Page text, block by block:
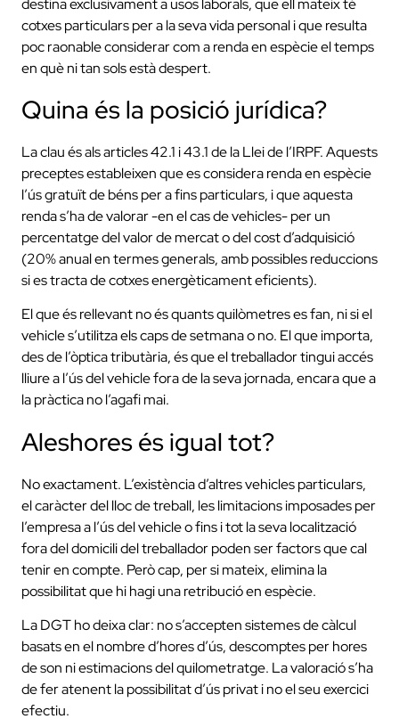
cotxes particulars per a la seva vida personal i que resulta
poc raonable considerar com a renda en espècie el temps
en què ni tan sols està despert.
Quina és la posició jurídica?
La clau és als articles 42.1 i 43.1 de la Llei de l’IRPF. Aquests
preceptes estableixen que es considera renda en espècie
l’ús gratuït de béns per a fins particulars, i que aquesta
renda s’ha de valorar -en el cas de vehicles- per un
percentatge del valor de mercat o del cost d’adquisició
(20% anual en termes generals, amb possibles reduccions
si es tracta de cotxes energèticament eficients).
El que és rellevant no és quants quilòmetres es fan, ni si el
vehicle s’utilitza els caps de setmana o no. El que importa,
des de l’òptica tributària, és que el treballador tingui accés
lliure a l’ús del vehicle fora de la seva jornada, encara que a
la pràctica no l’agafi mai.
Aleshores és igual tot?
No exactament. L’existència d’altres vehicles particulars,
el caràcter del lloc de treball, les limitacions imposades per
l’empresa a l’ús del vehicle o fins i tot la seva localització
fora del domicili del treballador poden ser factors que cal
tenir en compte. Però cap, per si mateix, elimina la
possibilitat que hi hagi una retribució en espècie.
La DGT ho deixa clar: no s’accepten sistemes de càlcul
basats en el nombre d’hores d’ús, descomptes per hores
de son ni estimacions del quilometratge. La valoració s’ha
de fer atenent la possibilitat d’ús privat i no el seu exercici
efectiu.